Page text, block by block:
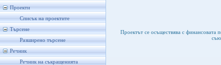
Проекти
Списък на проектите
Търсене
Разширено търсене
Речник
Речник на съкращенията
Проектът се осъществява с финансовата